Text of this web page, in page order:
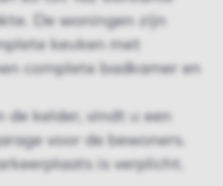
De woningen zijn
keuken met
complete badkamer en
de kelder, vindt u een
voor de bewoners.
is verplicht.